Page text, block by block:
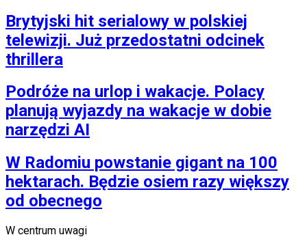
Brytyjski hit serialowy w polskiej
telewizji. Już przedostatni odcinek
thrillera
Podróże na urlop i wakacje. Polacy
planują wyjazdy na wakacje w dobie
narzędzi AI
W Radomiu powstanie gigant na 100
hektarach. Będzie osiem razy większy
od obecnego
W centrum uwagi